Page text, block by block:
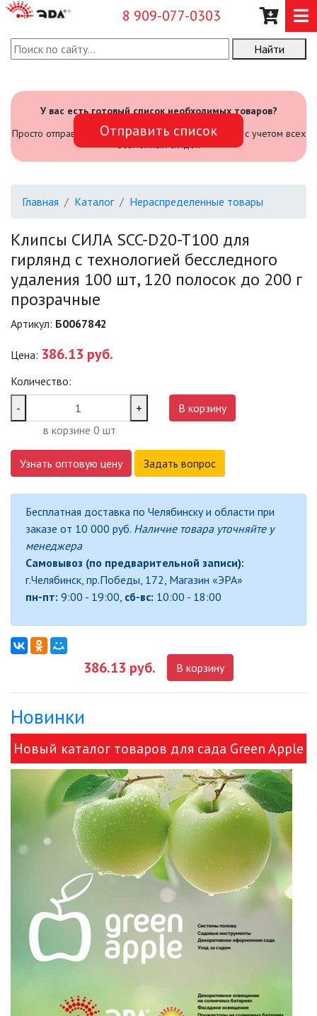
8 909-077-0303
О КОМПАНИИ
САДОВЫЙ ИНВЕНТАРЬ И
ИНСТРУМЕНТЫ
ОФИСНЫЕ ПОДВЕСНЫЕ
ПРОЖЕКТОРЫ
САДОВЫЕ ФАСАДНЫЕ
СВЕТИЛЬНИКИ ДЛЯ РОСТА
РАСТЕНИЙ (ФИТОСВЕТИЛЬНИКИ)
ЭЛЕКТРОМОНТАЖА
ДАТЧИКИ ДВИЖЕНИЯ И
ФОТОРЕЛЕ
ДЕКОРАТИВНЫЕ СВЕТИЛЬНИКИ
ИНФРАКРАСНЫЕ ЛАМПЫ
ИСТОЧНИКИ СВЕТА
КАБЕЛЕНЕСУЩИЕ СИСТЕМЫ
КАБЕЛЬ
КЛЕЙКИЕ ЛЕНТЫ
ЛЕНТЫ СВЕТОДИОДНЫЕ (LED
ЛИНЕЙНЫЕ СВЕТОДИОДНЫЕ
СВЕТИЛЬНИКИ
Найти
У вас есть готовый список необходимых товаров?
Просто отправьте его нам и мы посчитаем стоимость с учетом всех
возможных скидок
Отправить список
Главная Каталог Нераспределенные товары
Клипсы СИЛА SCC-D20-T100 для
гирлянд с технологией бесследного
удаления 100 шт, 120 полосок до 200 г
прозрачные
Артикул: Б0067842
Цена: 386.13 руб.
Количество:
-
+
в корзине 0 шт
В корзину
Узнать оптовую цену Задать вопрос
Бесплатная доставка по Челябинску и области при
заказе от 10 000 руб. Наличие товара уточняйте у
менеджера
Самовывоз (по предварительной записи):
г.Челябинск, пр.Победы, 172, Магазин «ЭРА»
пн-пт: 9:00 - 19:00, сб-вс: 10:00 - 18:00
386.13 руб. В корзину
Новинки
Новый каталог товаров для сада Green Apple
и ЭРА!